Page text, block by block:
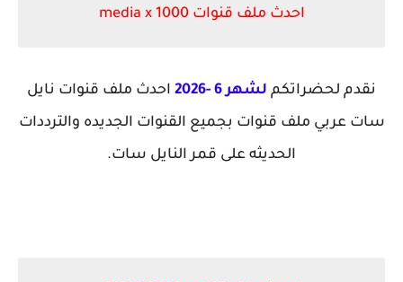
احدث ملف قنوات media x 1000
نقدم لحضراتكم لشهر 6 -2026
احدث ملف قنوات نايل
سات عربي ملف قنوات بجميع القنوات الجديده والترددات
الحديثه على قمر النايل سات.